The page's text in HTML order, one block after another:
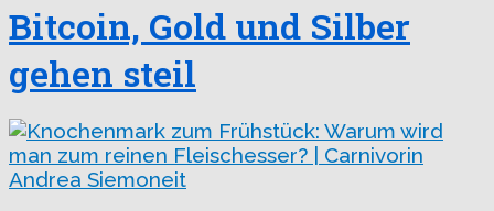
Bitcoin, Gold und Silber
gehen steil